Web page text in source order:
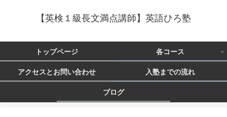
【英検１級長文満点講師】英語ひろ塾
トップページ 各コース
アクセスとお問い合わせ 入塾までの流れ
ブログ